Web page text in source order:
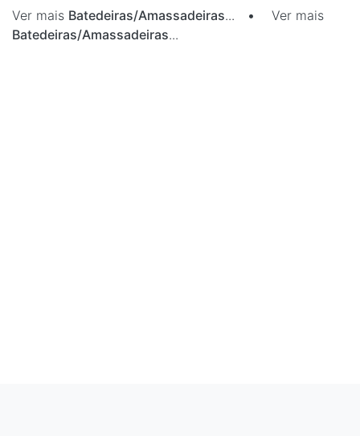
Ver mais Batedeiras/Amassadeiras... • Ver mais
Batedeiras/Amassadeiras...